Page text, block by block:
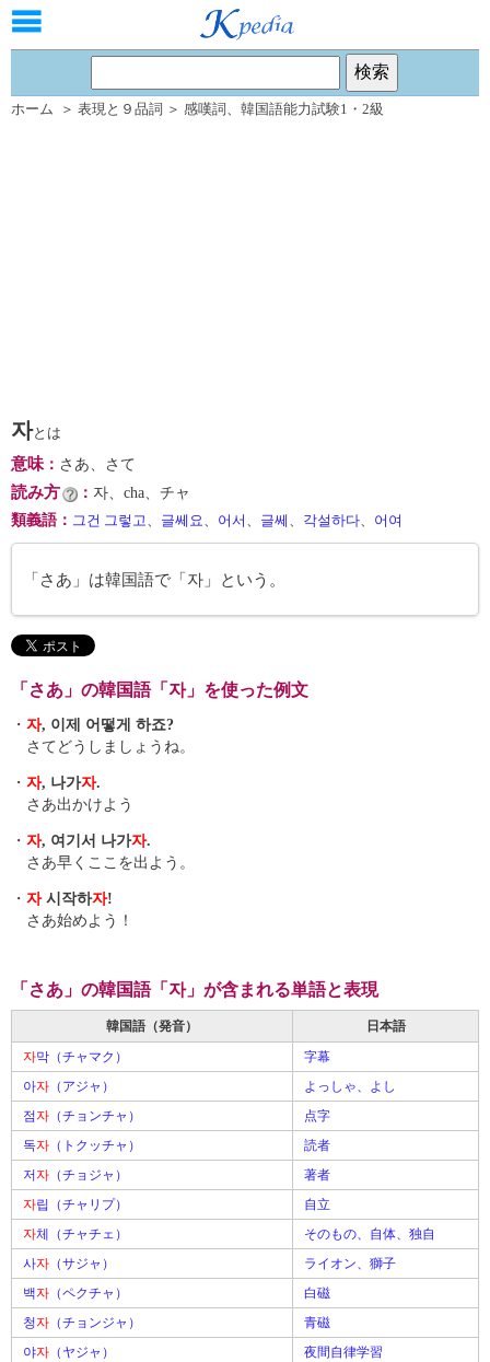
ホーム ＞ 表現と９品詞 ＞ 感嘆詞 、 韓国語能力試験1・2級
자とは
意味： さあ、さて
読み方 ： 자、cha、チャ
類義語 ： 그건 그렇고、 글쎄요、 어서 、 글쎄 、 각설하다、 어여
「さあ」は韓国語で「자」という。
「さあ」の韓国語「자」を使った例文
・ 자, 이제 어떻게 하죠?
さてどうしましょうね。
・ 자, 나가자.
さあ出かけよう
・ 자, 여기서 나가자.
さあ早くここを出よう。
・ 자시작하자!
さあ始めよう！
「さあ」の韓国語「자」が含まれる単語と表現
韓国語（発音）
日本語
자막（チャマク）
字幕
아자 （アジャ）
よっしゃ、よし
점자 （チョンチャ）
点字
독자 （トクッチャ）
読者
저자 （チョジャ）
著者
자립（チャリプ）
自立
자체（チャチェ）
そのもの、自体、独自
사자 （サジャ）
ライオン、獅子
백자 （ペクチャ）
白磁
청자 （チョンジャ）
青磁
야자 （ヤジャ）
夜間自律学習